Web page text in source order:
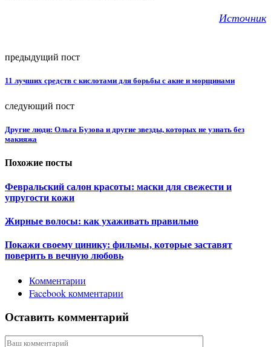
Источник
предыдущий пост
11 лучших средств с кислотами для борьбы с акне и морщинами
следующий пост
Другие люди: Ольга Бузова и другие звезды, которых не узнать без
макияжа
Похожие посты
Февральский салон красоты: маски для свежести и
упругости кожи
Жирные волосы: как ухаживать правильно
Покажи своему цинику: фильмы, которые заставят
поверить в вечную любовь
Комментарии
Facebook комментарии
Оставить комментарий